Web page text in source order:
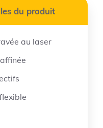
du produit
au laser